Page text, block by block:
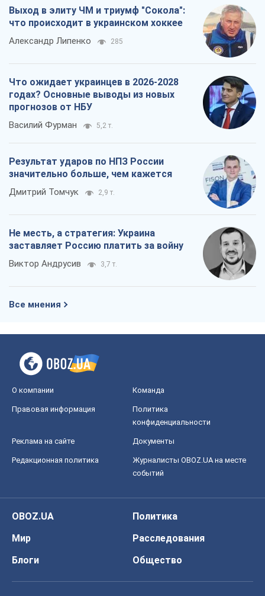
Выход в элиту ЧМ и триумф "Сокола":
что происходит в украинском хоккее
Александр Липенко 285
Что ожидает украинцев в 2026-2028
годах? Основные выводы из новых
прогнозов от НБУ
Василий Фурман 5,2 т.
Результат ударов по НПЗ России
значительно больше, чем кажется
Дмитрий Томчук 2,9 т.
Не месть, а стратегия: Украина
заставляет Россию платить за войну
Виктор Андрусив 3,7 т.
Все мнения
О компании Команда
Правовая информация
Политика
конфиденциальности
Реклама на сайте Документы
Редакционная политика
Журналисты OBOZ.UA на месте
событий
OBOZ.UA
Политика
Мир
Расследования
Блоги
Общество